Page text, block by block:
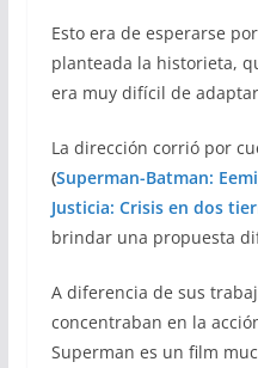
Esto era de esperarse
planteada la historieta,
era muy difícil de
La dirección corrió por
(Superman-Batman:
Justicia: Crisis en dos
brindar una propuesta
A diferencia de sus
concentraban en la
Superman es un film